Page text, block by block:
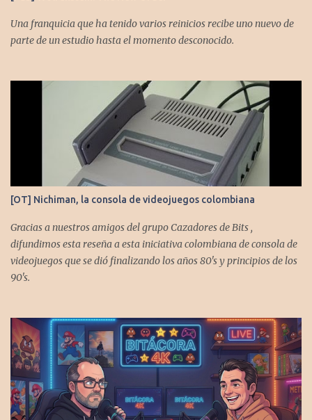
Una franquicia que ha tenido varios reinicios recibe uno nuevo de
parte de un estudio hasta el momento desconocido.
[OT] Nichiman, la consola de videojuegos colombiana
Gracias a nuestros amigos del grupo Cazadores de Bits ,
difundimos esta reseña a esta iniciativa colombiana de consola de
videojuegos que se dió finalizando los años 80's y principios de los
90's.